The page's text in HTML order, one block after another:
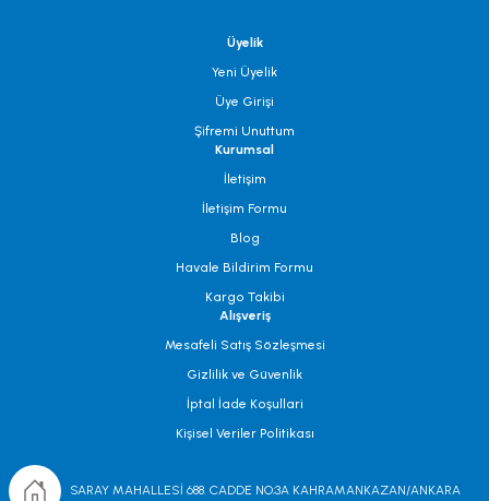
Üyelik
Yeni Üyelik
Üye Girişi
Şifremi Unuttum
Kurumsal
İletişim
İletişim Formu
Blog
Havale Bildirim Formu
Kargo Takibi
Alışveriş
Mesafeli Satış Sözleşmesi
Gizlilik ve Güvenlik
İptal İade Koşullari
Kişisel Veriler Politikası
SARAY MAHALLESİ 688. CADDE NO;3A KAHRAMANKAZAN/ANKARA